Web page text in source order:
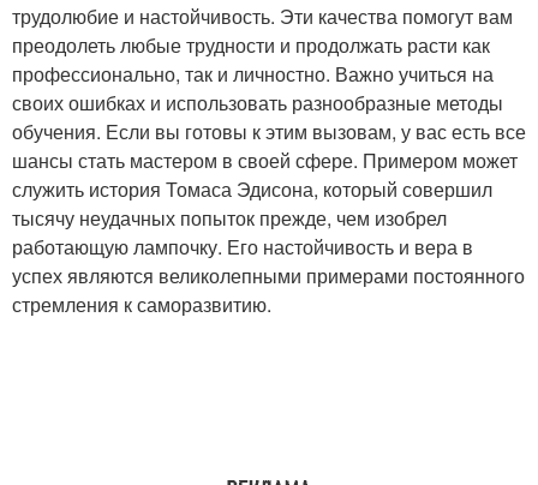
трудолюбие и настойчивость. Эти качества помогут вам
преодолеть любые трудности и продолжать расти как
профессионально, так и личностно. Важно учиться на
своих ошибках и использовать разнообразные методы
обучения. Если вы готовы к этим вызовам, у вас есть все
шансы стать мастером в своей сфере. Примером может
служить история Томаса Эдисона, который совершил
тысячу неудачных попыток прежде, чем изобрел
работающую лампочку. Его настойчивость и вера в
успех являются великолепными примерами постоянного
стремления к саморазвитию.